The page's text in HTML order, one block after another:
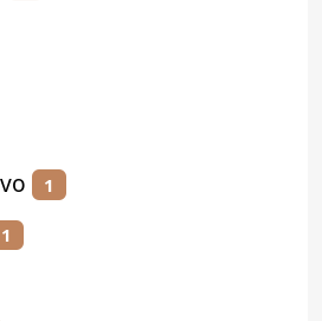
1
1